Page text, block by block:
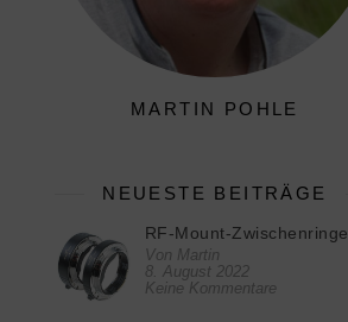
MARTIN POHLE
NEUESTE BEITRÄGE
RF-Mount-Zwischenringe
Von Martin
8. August 2022
Keine Kommentare